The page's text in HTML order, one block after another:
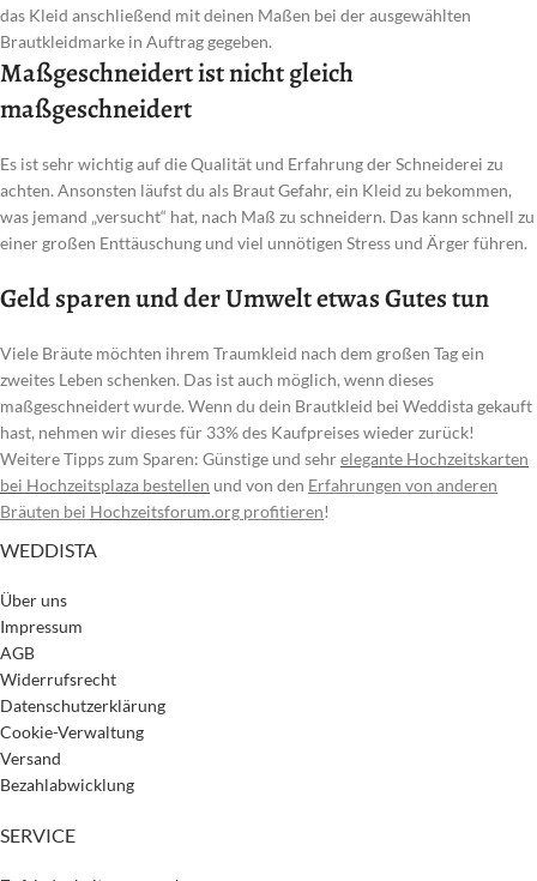
das Kleid anschließend mit deinen Maßen bei der ausgewählten
Brautkleidmarke in Auftrag gegeben.
Maßgeschneidert ist nicht gleich
maßgeschneidert
Es ist sehr wichtig auf die Qualität und Erfahrung der Schneiderei zu
achten. Ansonsten läufst du als Braut Gefahr, ein Kleid zu bekommen,
was jemand „versucht“ hat, nach Maß zu schneidern. Das kann schnell zu
einer großen Enttäuschung und viel unnötigen Stress und Ärger führen.
Geld sparen und der Umwelt etwas Gutes tun
Viele Bräute möchten ihrem Traumkleid nach dem großen Tag ein
zweites Leben schenken. Das ist auch möglich, wenn dieses
maßgeschneidert wurde. Wenn du dein Brautkleid bei Weddista gekauft
hast, nehmen wir dieses für 33% des Kaufpreises wieder zurück!
Weitere Tipps zum Sparen: Günstige und sehrelegante Hochzeitskarten
bei Hochzeitsplaza bestellen und von den Erfahrungen von anderen
Bräuten bei Hochzeitsforum.org profitieren!
WEDDISTA
Über uns
Impressum
AGB
Widerrufsrecht
Datenschutzerklärung
Cookie-Verwaltung
Versand
Bezahlabwicklung
SERVICE